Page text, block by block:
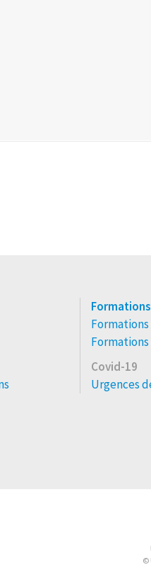
Formations
Covid-19
Urgences
©